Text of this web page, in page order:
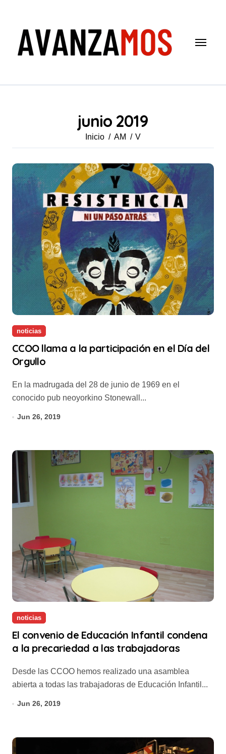
junio 2019
Inicio AM V
noticias
CCOO llama a la participación en el Día del
Orgullo
En la madrugada del 28 de junio de 1969 en el
conocido pub neoyorkino Stonewall...
Jun 26, 2019
noticias
El convenio de Educación Infantil condena
a la precariedad a las trabajadoras
Desde las CCOO hemos realizado una asamblea
abierta a todas las trabajadoras de Educación Infantil...
Jun 26, 2019